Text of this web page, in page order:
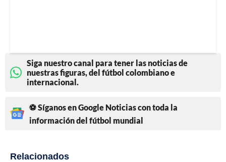
Siga nuestro canal para tener las noticias de
nuestras figuras, del fútbol colombiano e
internacional.
⚽ Síganos en Google Noticias con toda la
información del fútbol mundial
Relacionados